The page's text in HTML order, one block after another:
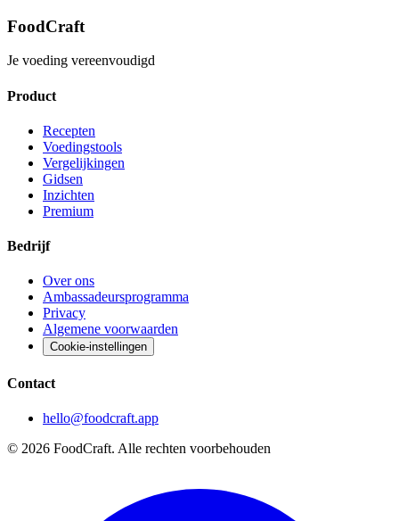
FoodCraft
Je voeding vereenvoudigd
Product
Recepten
Voedingstools
Vergelijkingen
Gidsen
Inzichten
Premium
Bedrijf
Over ons
Ambassadeursprogramma
Privacy
Algemene voorwaarden
Cookie-instellingen
Contact
hello@foodcraft.app
© 2026 FoodCraft. Alle rechten voorbehouden